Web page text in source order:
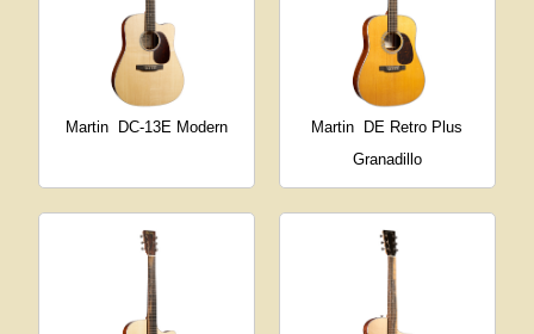
Martin DC-13E Modern Martin
DE Retro Plus
Granadillo